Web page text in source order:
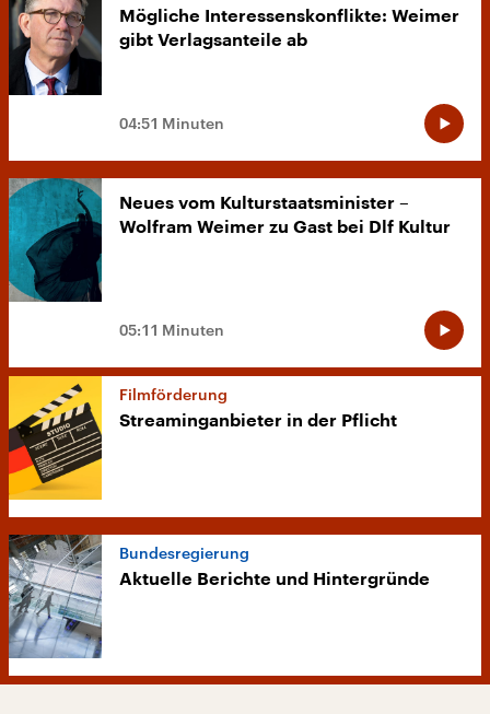
Mögliche Interessenskonflikte: Weimer
gibt Verlagsanteile ab
04:51 Minuten
Neues vom Kulturstaatsminister –
Wolfram Weimer zu Gast bei Dlf Kultur
05:11 Minuten
Filmförderung
Streaminganbieter in der Pflicht
Bundesregierung
Aktuelle Berichte und Hintergründe